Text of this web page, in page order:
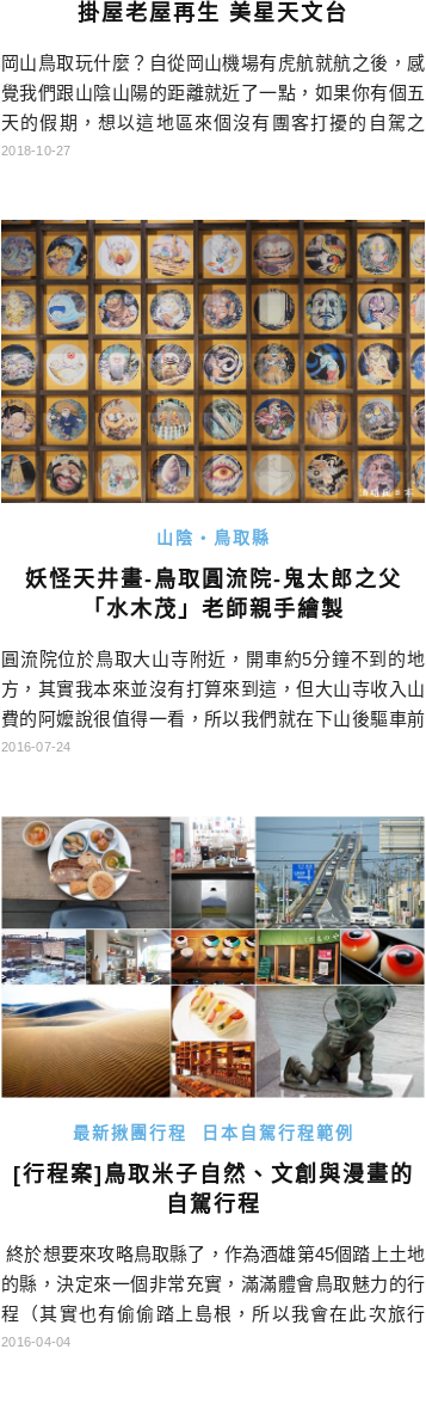
掛屋老屋再生 美星天文台
岡山鳥取玩什麼？自從岡山機場有虎航就航之後，感
覺我們跟山陰山陽的距離就近了一點，如果你有個五
天的假期，想以這地區來個沒有團客打擾的自駕之
旅，要怎麼玩呢？就由自駕跑過日本40個以上都道府
掛町陣屋旅館→美星天文台→住宿 DAY2 行程：→矢
掛町散策→吹屋ふるさと村→千屋牛→御前酒蔵元→
蒜山ジャージ […]…
2018-10-27
山陰・鳥取縣
妖怪天井畫-鳥取圓流院-鬼太郎之父
「水木茂」老師親手繪製
圓流院位於鳥取大山寺附近，開車約5分鐘不到的地
方，其實我本來並沒有打算來到這，但大山寺收入山
費的阿嬤說很值得一看，所以我們就在下山後驅車前
往。與其說圓流院是個參拜的寺廟，不如說是一個美
茂」的故鄉，他成名的作品鬼太郎，那龐大又充滿驚
奇的獨特世界觀，至今仍然影響著很多人。而這裡的
天花板，可以欣賞到水木老師親筆 […]…
2016-07-24
最新揪團行程 日本自駕行程範例
[行程案]鳥取米子自然、文創與漫畫的
自駕行程
終於想要來攻略鳥取縣了，作為酒雄第45個踏上土地
的縣，決定來一個非常充實，滿滿體會鳥取魅力的行
程（其實也有偷偷踏上島根，所以我會在此次旅行
後，就只剩下和歌山沒去過了！） 【預計行程】 日程
2016-04-04